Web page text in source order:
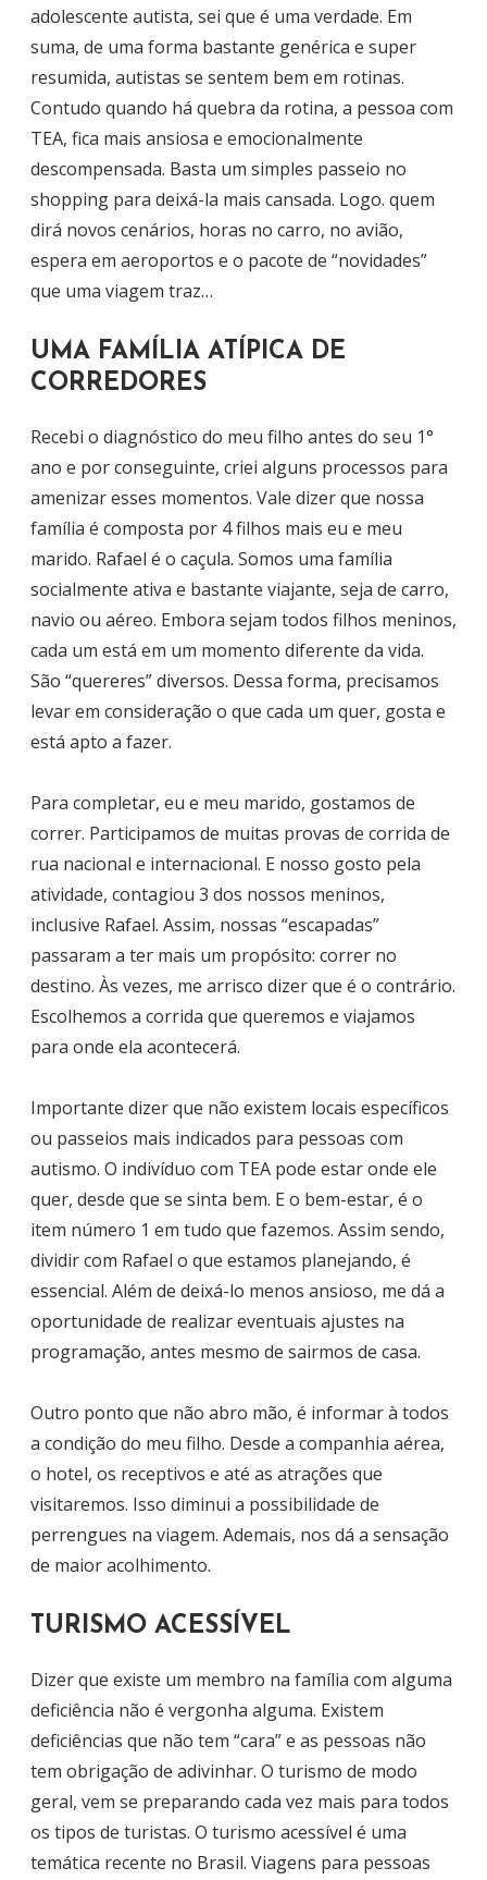
adolescente autista, sei que é uma verdade. Em
suma, de uma forma bastante genérica e super
resumida, autistas se sentem bem em rotinas.
Contudo quando há quebra da rotina, a pessoa com
TEA, fica mais ansiosa e emocionalmente
descompensada. Basta um simples passeio no
shopping para deixá-la mais cansada. Logo. quem
dirá novos cenários, horas no carro, no avião,
espera em aeroportos e o pacote de “novidades”
que uma viagem traz…
UMA FAMÍLIA ATÍPICA DE
CORREDORES
Recebi o diagnóstico do meu filho antes do seu 1°
ano e por conseguinte, criei alguns processos para
amenizar esses momentos. Vale dizer que nossa
família é composta por 4 filhos mais eu e meu
marido. Rafael é o caçula. Somos uma família
socialmente ativa e bastante viajante, seja de carro,
navio ou aéreo. Embora sejam todos filhos meninos,
cada um está em um momento diferente da vida.
São “quereres” diversos. Dessa forma, precisamos
levar em consideração o que cada um quer, gosta e
está apto a fazer.
Para completar, eu e meu marido, gostamos de
correr. Participamos de muitas provas de corrida de
rua nacional e internacional. E nosso gosto pela
atividade, contagiou 3 dos nossos meninos,
inclusive Rafael. Assim, nossas “escapadas”
passaram a ter mais um propósito: correr no
destino. Às vezes, me arrisco dizer que é o contrário.
Escolhemos a corrida que queremos e viajamos
para onde ela acontecerá.
Importante dizer que não existem locais específicos
ou passeios mais indicados para pessoas com
autismo. O indivíduo com TEA pode estar onde ele
quer, desde que se sinta bem. E o bem-estar, é o
item número 1 em tudo que fazemos. Assim sendo,
dividir com Rafael o que estamos planejando, é
essencial. Além de deixá-lo menos ansioso, me dá a
oportunidade de realizar eventuais ajustes na
programação, antes mesmo de sairmos de casa.
Outro ponto que não abro mão, é informar à todos
a condição do meu filho. Desde a companhia aérea,
o hotel, os receptivos e até as atrações que
visitaremos. Isso diminui a possibilidade de
perrengues na viagem. Ademais, nos dá a sensação
de maior acolhimento.
TURISMO ACESSÍVEL
Dizer que existe um membro na família com alguma
deficiência não é vergonha alguma. Existem
deficiências que não tem “cara” e as pessoas não
tem obrigação de adivinhar. O turismo de modo
geral, vem se preparando cada vez mais para todos
os tipos de turistas. O turismo acessível é uma
temática recente no Brasil. Viagens para pessoas